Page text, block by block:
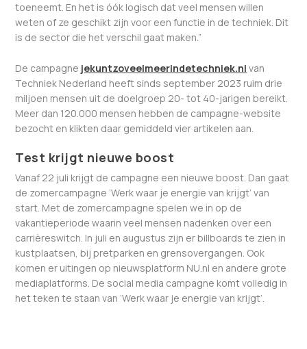
toeneemt. En het is óók logisch dat veel mensen willen
weten of ze geschikt zijn voor een functie in de techniek. Dit
is de sector die het verschil gaat maken.”
De campagne jekuntzoveelmeerindetechniek.nl van
Techniek Nederland heeft sinds september 2023 ruim drie
miljoen mensen uit de doelgroep 20- tot 40-jarigen bereikt.
Meer dan 120.000 mensen hebben de campagne-website
bezocht en klikten daar gemiddeld vier artikelen aan.
Test krijgt nieuwe boost
Vanaf 22 juli krijgt de campagne een nieuwe boost. Dan gaat
de zomercampagne ‘Werk waar je energie van krijgt’ van
start. Met de zomercampagne spelen we in op de
vakantieperiode waarin veel mensen nadenken over een
carrièreswitch. In juli en augustus zijn er billboards te zien in
kustplaatsen, bij pretparken en grensovergangen. Ook
komen er uitingen op nieuwsplatform NU.nl en andere grote
mediaplatforms. De social media campagne komt volledig in
het teken te staan van ‘Werk waar je energie van krijgt’.